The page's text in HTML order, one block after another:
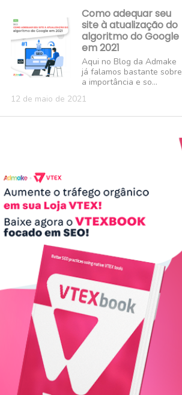
Como adequar seu
site à atualização do
algoritmo do Google
em 2021
Aqui no Blog da Admake
já falamos bastante sobre
a importância e so...
12 de maio de 2021